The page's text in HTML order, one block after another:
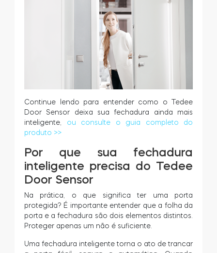
Continue lendo para entender como o Tedee
Door Sensor deixa sua fechadura ainda mais
inteligente,
ou consulte o guia completo do
produto >>
Por que sua fechadura
inteligente precisa do Tedee
Door Sensor
Na prática, o que significa ter uma porta
protegida? É importante entender que a folha da
porta e a fechadura são dois elementos distintos.
Proteger apenas um não é suficiente.
Uma fechadura inteligente torna o ato de trancar